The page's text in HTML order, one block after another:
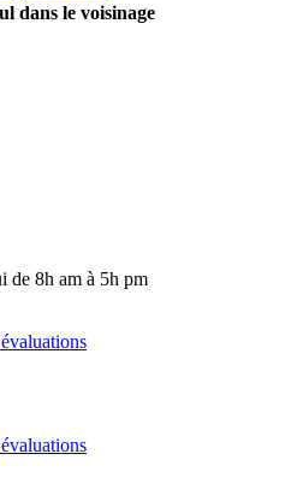
dans le voisinage
de 8h am à 5h pm